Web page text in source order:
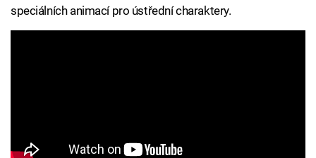
speciálních animací pro ústřední charaktery.